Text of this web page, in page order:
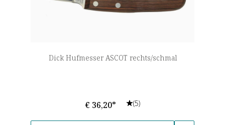
Dick Hufmesser ASCOT rechts/schmal
€ 36,20* (5)